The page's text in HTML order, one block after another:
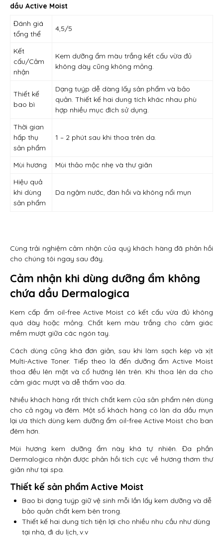
dầu Active Moist
Đánh giá
tổng thể
4,5/5
Kết
cấu/Cảm
nhận
Kem dưỡng ẩm màu trắng kết cấu vừa đủ
không dày cũng không mỏng.
Thiết kế
bao bì
Dạng tuýp dễ dàng lấy sản phẩm và bảo
quản. Thiết kế hai dung tích khác nhau phù
hợp nhiều mục đích sử dụng.
Thời gian
hấp thụ
sản phẩm
1 – 2 phút sau khi thoa trên da.
Mùi hương
Mùi thảo mộc nhẹ và thư giãn
Hiệu quả
khi dùng
sản phẩm
Da ngậm nước, đàn hồi và không nổi mụn
Cùng trải nghiệm cảm nhận của quý khách hàng đã phản hồi
cho chúng tôi ngay sau đây.
Cảm nhận khi dùng dưỡng ẩm không
chứa dầu Dermalogica
Kem cấp ẩm oil-free Active Moist có kết cấu vừa đủ không
quá dày hoặc mỏng. Chất kem màu trắng cho cảm giác
mềm mượt giữa các ngón tay.
Cách dùng cũng khá đơn giản, sau khi làm sạch kép và xịt
Multi-Active Toner. Tiếp theo là đến dưỡng ẩm Active Moist
thoa đều lên mặt và cổ hướng lên trên. Khi thoa lên da cho
cảm giác mượt và dễ thấm vào da.
Nhiều khách hàng rất thích chất kem của sản phẩm nên dùng
cho cả ngày và đêm. Một số khách hàng có làn da dầu mụn
lại ưa thích dùng kem dưỡng ẩm oil-free Active Moist cho ban
đêm hơn.
Mùi hương kem dưỡng ẩm này khá tự nhiên. Đa phần
Dermalogica nhận được phản hồi tích cực về hương thơm thư
giãn như tại spa.
Thiết kế sản phẩm Active Moist
Bao bì dạng tuýp giữ vệ sinh mỗi lần lấy kem dưỡng và dễ
bảo quản chất kem bên trong.
Thiết kế hai dung tích tiện lợi cho nhiều nhu cầu như dùng
tại nhà, đi du lịch,.v.v